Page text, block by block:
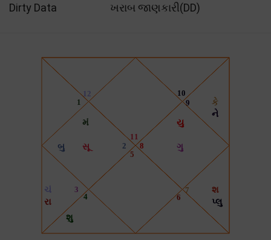
Dirty Data ખરાબ જાણકારી(DD)